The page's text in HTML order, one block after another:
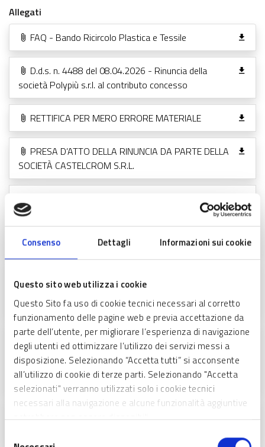
Consenso Dettagli Informazioni sui cookie
Questo sito web utilizza i cookie
Questo Sito fa uso di cookie tecnici necessari al corretto
funzionamento delle pagine web e previa accettazione da
parte dell’utente, per migliorare l’esperienza di navigazione
degli utenti ed ottimizzare l’utilizzo dei servizi messi a
disposizione. Selezionando “Accetta tutti” si acconsente
all’utilizzo di cookie di terze parti. Selezionando "Accetta
selezionati" verranno utilizzati solo i cookie tecnici
necessari alla navigazione e alcune funzionalità aggiuntive
potrebbero non essere disponibili.
Allegati
FAQ - Bando Ricircolo Plastica e Tessile
D.d.s. n. 4488 del 08.04.2026 - Rinuncia della
società Polypiù s.r.l. al contributo concesso
RETTIFICA PER MERO ERRORE MATERIALE
PRESA D’ATTO DELLA RINUNCIA DA PARTE DELLA
SOCIETÀ CASTELCROM S.R.L.
D.d.s. n. 8600 del 18.06.2025 - Presa d'atto rinuncia
da parte delle società Sanitars S.p.a., Air Tecnology
Service s.r.l. e Isinnova s.rl. con contestuale variazioni
impegni
DELLA RINUNCIA DA PARTE DELLA SOCIETÀ PROJECT
FOR BUILDING S.P.A.
Dds n 3007 del 7.3.2025 - RETTIFICA PER MERO
ERRORE MATERIALE DEI CONTENUTI DELL’ALLEGATO I
DEL D.D.S. N. 5293 DEL 2 APRILE 2024 “CRITERI PER
LA RENDICONTAZIONE DELLE SPESE”.
D.d.s. n. 959 del 28.01.2025 - Decreto approvazione